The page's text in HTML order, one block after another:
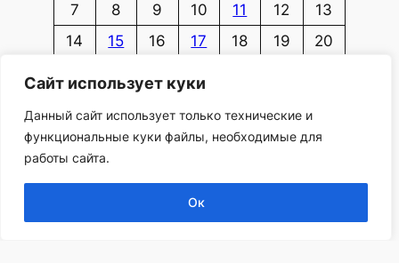
Сайт использует куки
Данный сайт использует только технические и
функциональные куки файлы, необходимые для
работы сайта.
Ок
7
8 9 10 11 12
13
14
15 16 17 18 19
20
« Июн
Сен »